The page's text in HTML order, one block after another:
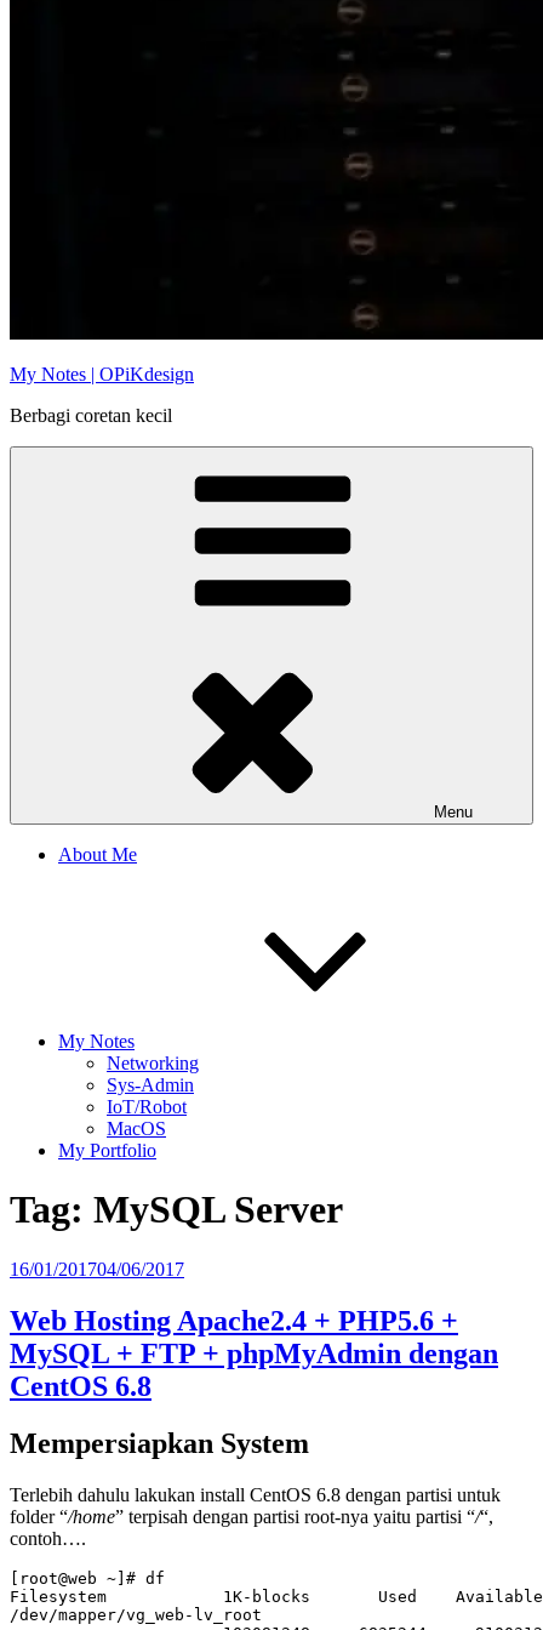
My Notes | OPiKdesign
Berbagi coretan kecil
Menu
About Me
My Notes
Networking
Sys-Admin
IoT/Robot
MacOS
My Portfolio
Tag: MySQL Server
Posted
16/01/201704/06/2017
Web Hosting Apache2.4 + PHP5.6 +
MySQL + FTP + phpMyAdmin dengan
CentOS 6.8
Mempersiapkan System
Terlebih dahulu lakukan install CentOS 6.8 dengan partisi untuk
folder “/home” terpisah dengan partisi root-nya yaitu partisi “/“,
contoh….
[root@web ~]# df
Filesystem            1K-blocks       Used    Available
/dev/mapper/vg_web-lv_root